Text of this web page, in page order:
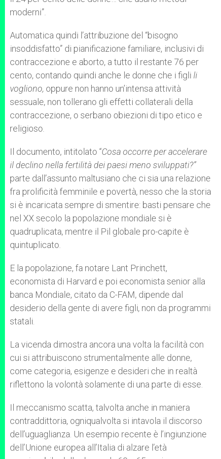
moderni”.
Automatica quindi l’attribuzione del “bisogno
insoddisfatto” di pianificazione familiare, inclusivi di
contraccezione e aborto, a tutto il restante 76 per
cento, contando quindi anche le donne che i figli li
vogliono, oppure non hanno un’intensa attività
sessuale, non tollerano gli effetti collaterali della
contraccezione, o serbano obiezioni di tipo etico e
religioso.
Il documento, intitolato “Cosa occorre per accelerare
il declino nella fertilità dei paesi meno sviluppati?”
parte dall’assunto maltusiano che ci sia una relazione
fra prolificità femminile e povertà, nesso che la storia
si è incaricata sempre di smentire: basti pensare che
nel XX secolo la popolazione mondiale si è
quadruplicata, mentre il Pil globale pro-capite è
quintuplicato.
E la popolazione, fa notare Lant Princhett,
economista di Harvard e poi economista senior alla
banca Mondiale, citato da C-FAM, dipende dal
desiderio della gente di avere figli, non da programmi
statali.
La vicenda dimostra ancora una volta la facilità con
cui si attribuiscono strumentalmente alle donne,
come categoria, esigenze e desideri che in realtà
riflettono la volontà solamente di una parte di esse.
Il meccanismo scatta, talvolta anche in maniera
contraddittoria, ogniqualvolta si intavola il discorso
dell’uguaglianza. Un esempio recente è l’ingiunzione
dell’Unione europea all’Italia di alzare l’età